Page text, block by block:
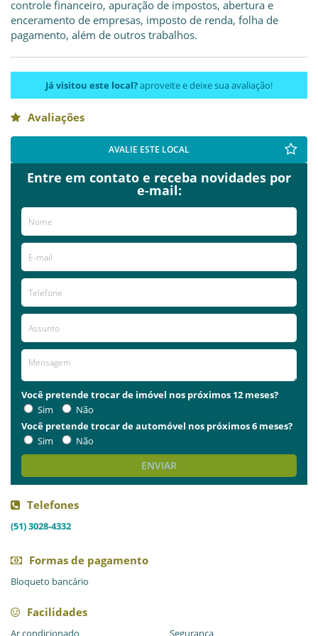
controle financeiro, apuração de impostos, abertura e
enceramento de empresas, imposto de renda, folha de
pagamento, além de outros trabalhos.
Já visitou este local?aproveite e deixe sua avaliação!
Avaliações
AVALIE ESTE LOCAL
Entre em contato e receba novidades por
e-mail:
Você pretende trocar de imóvel nos próximos 12 meses?
Sim
Não
Você pretende trocar de automóvel nos próximos 6 meses?
Sim
Não
ENVIAR
Telefones
(51) 3028-4332
Formas de pagamento
Bloqueto bancário
Facilidades
Ar condicionado Segurança